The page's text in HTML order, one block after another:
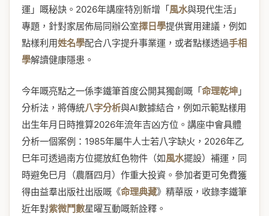
運」嘅秘訣。2026年講座特別新增「風水與現代生活」
專題，針對家居佈局同辦公室擇日學提供實用建議，例如
點樣利用姓名學配合八字提升事業運，或者點樣透過手相
學解讀健康隱患。
今年嘅亮點之一係李鐵筆首度公開其獨創嘅「命理乾坤 」
分析法，將傳統八字分析與AI數據結合，例如示範點樣用
出生年月日時推算2026年流年吉凶方位。講座中會具體
分析一個案例：1985年屬牛人士若八字缺火，2026年乙
巳年可透過南方位擺放紅色物件（如風水擺設）補運，同
時避免巳月（農曆四月）作重大投資。參加者更可免費獲
得由益羣出版社出版嘅《命理典藏》精華版，收錄李鐵筆
近年對紫微鬥數星曜互動嘅新詮釋。